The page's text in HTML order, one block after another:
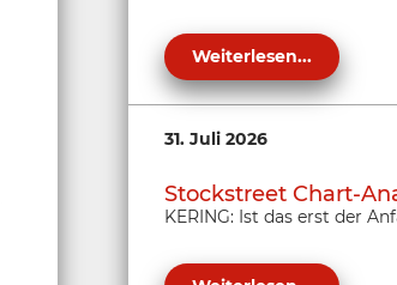
Weiterlesen...
31. Juli 2026
Stockstreet Chart-
KERING: Ist das erst der